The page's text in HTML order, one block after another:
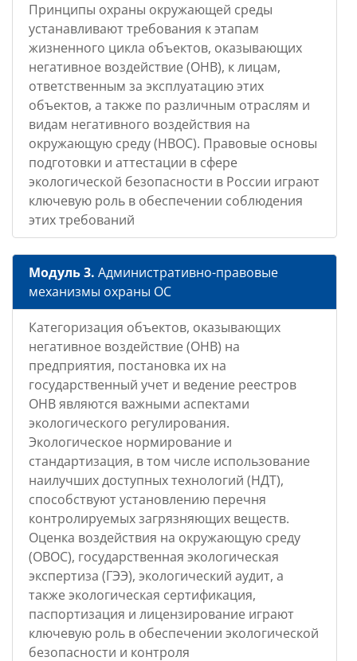
Принципы охраны окружающей среды
устанавливают требования к этапам
жизненного цикла объектов, оказывающих
негативное воздействие (ОНВ), к лицам,
ответственным за эксплуатацию этих
объектов, а также по различным отраслям и
видам негативного воздействия на
окружающую среду (НВОС). Правовые основы
подготовки и аттестации в сфере
экологической безопасности в России играют
ключевую роль в обеспечении соблюдения
этих требований
Модуль 3. Административно-правовые
механизмы охраны ОС
Категоризация объектов, оказывающих
негативное воздействие (ОНВ) на
предприятия, постановка их на
государственный учет и ведение реестров
ОНВ являются важными аспектами
экологического регулирования.
Экологическое нормирование и
стандартизация, в том числе использование
наилучших доступных технологий (НДТ),
способствуют установлению перечня
контролируемых загрязняющих веществ.
Оценка воздействия на окружающую среду
(ОВОС), государственная экологическая
экспертиза (ГЭЭ), экологический аудит, а
также экологическая сертификация,
паспортизация и лицензирование играют
ключевую роль в обеспечении экологической
безопасности и контроля